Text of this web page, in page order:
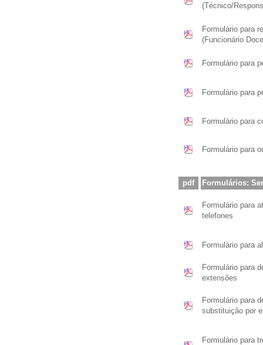
(Técnico/
Formulário para
(Funcionário
Formulário para
Formulário para
Formulário para
Formulário para
pdf Formulários:
Formulário para
telefones
Formulário para
Formulário para
extensões
Formulário para
substituição por
Formulário para